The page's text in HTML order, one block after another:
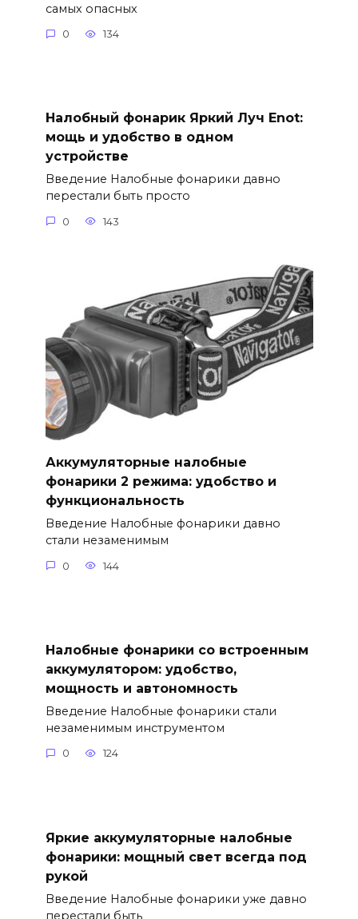
самых опасных
0 134
Налобный фонарик Яркий Луч Enot:
мощь и удобство в одном
устройстве
Введение Налобные фонарики давно
перестали быть просто
0 143
Аккумуляторные налобные
фонарики 2 режима: удобство и
функциональность
Введение Налобные фонарики давно
стали незаменимым
0 144
Налобные фонарики со встроенным
аккумулятором: удобство,
мощность и автономность
Введение Налобные фонарики стали
незаменимым инструментом
0 124
Яркие аккумуляторные налобные
фонарики: мощный свет всегда под
рукой
Введение Налобные фонарики уже давно
перестали быть